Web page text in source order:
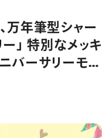
万年筆型シャー
」 特別なメッキ
バーサリーモデ
日より限定発売